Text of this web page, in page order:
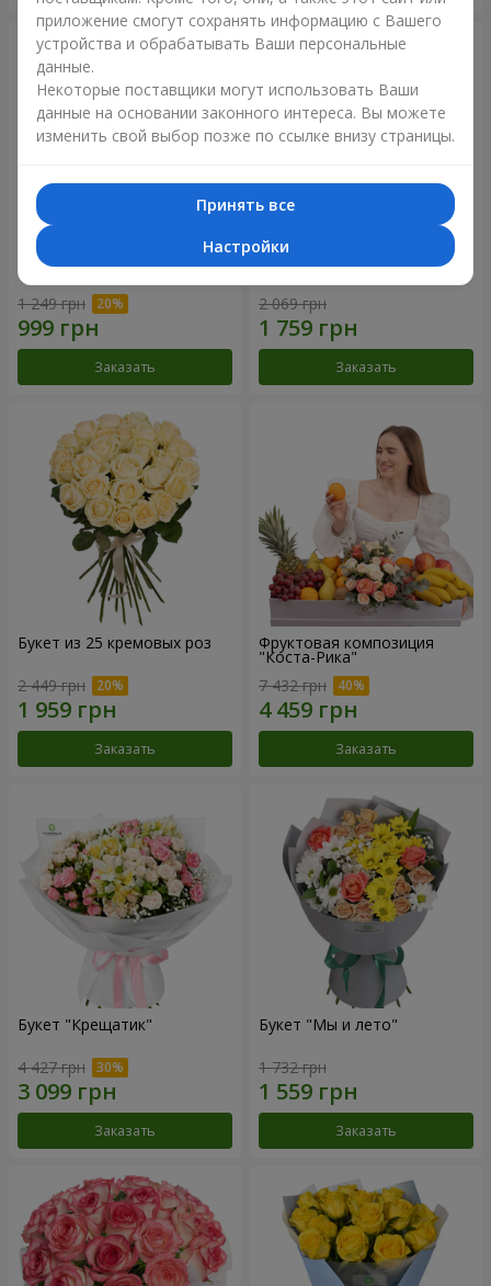
Букет "Времена года"
1 249 грн
Заказать
Букет из 21 кремовой розы
2 069 грн
Заказать
Букет из 25 кремовых роз
2 449 грн
Заказать
Фруктовая композиция
"Коста-Рика"
7 432 грн
Заказать
Букет "Крещатик"
4 427 грн
Заказать
Букет "Мы и лето"
1 732 грн
Заказать
приложение смогут сохранять информацию с Вашего
устройства и обрабатывать Ваши персональные
данные.
Некоторые поставщики могут использовать Ваши
данные на основании законного интереса. Вы можете
изменить свой выбор позже по ссылке внизу страницы.
Принять все
Настройки